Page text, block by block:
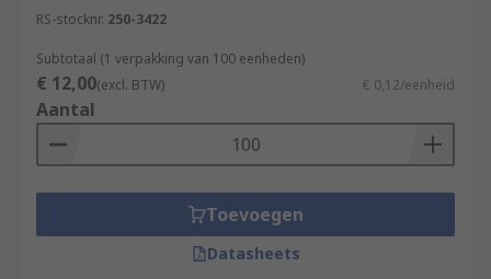
RS-stocknr. 250-3422
Subtotaal (1 verpakking van 100 eenheden)
€ 12,00(excl. BTW) € 0,12/eenheid
Aantal
Toevoegen
Datasheets